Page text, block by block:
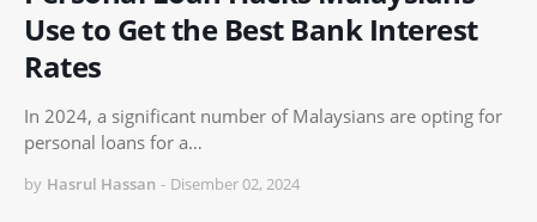
Use to Get the Best Bank Interest
Rates
In 2024, a significant number of Malaysians are opting for
personal loans for a…
by Hasrul Hassan - Disember 02, 2024